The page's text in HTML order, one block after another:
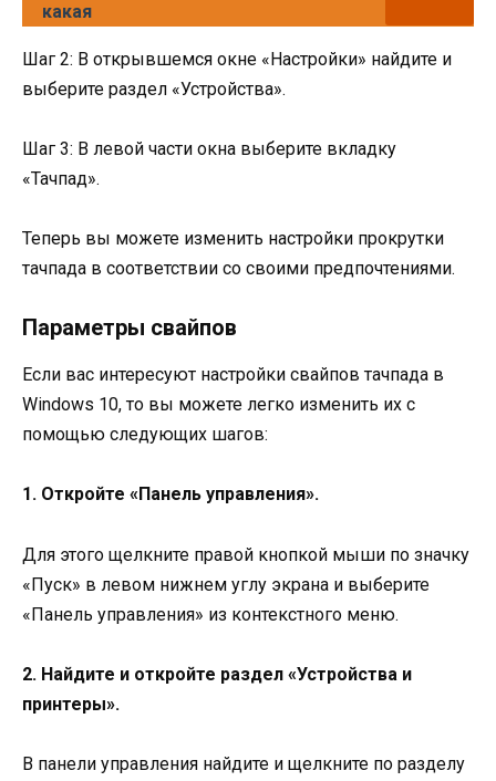
какая
Шаг 2: В открывшемся окне «Настройки» найдите и
выберите раздел «Устройства».
Шаг 3: В левой части окна выберите вкладку
«Тачпад».
Теперь вы можете изменить настройки прокрутки
тачпада в соответствии со своими предпочтениями.
Параметры свайпов
Если вас интересуют настройки свайпов тачпада в
Windows 10, то вы можете легко изменить их с
помощью следующих шагов:
1. Откройте «Панель управления».
Для этого щелкните правой кнопкой мыши по значку
«Пуск» в левом нижнем углу экрана и выберите
«Панель управления» из контекстного меню.
2. Найдите и откройте раздел «Устройства и
принтеры».
В панели управления найдите и щелкните по разделу